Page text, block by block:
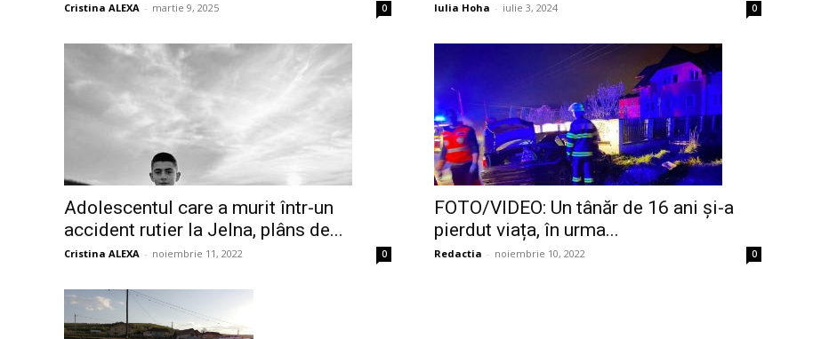
Cristina ALEXA - martie 9, 2025 0 Iulia Hoha - iulie 3, 2024 0
Adolescentul care a murit într-un
accident rutier la Jelna, plâns de...
Cristina ALEXA - noiembrie 11, 2022 0
FOTO/VIDEO: Un tânăr de 16 ani și-a
pierdut viața, în urma...
Redactia - noiembrie 10, 2022 0